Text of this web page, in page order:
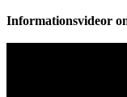
Informationsvideor